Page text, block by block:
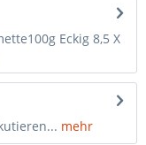
Eckig 8,5 X
mehr